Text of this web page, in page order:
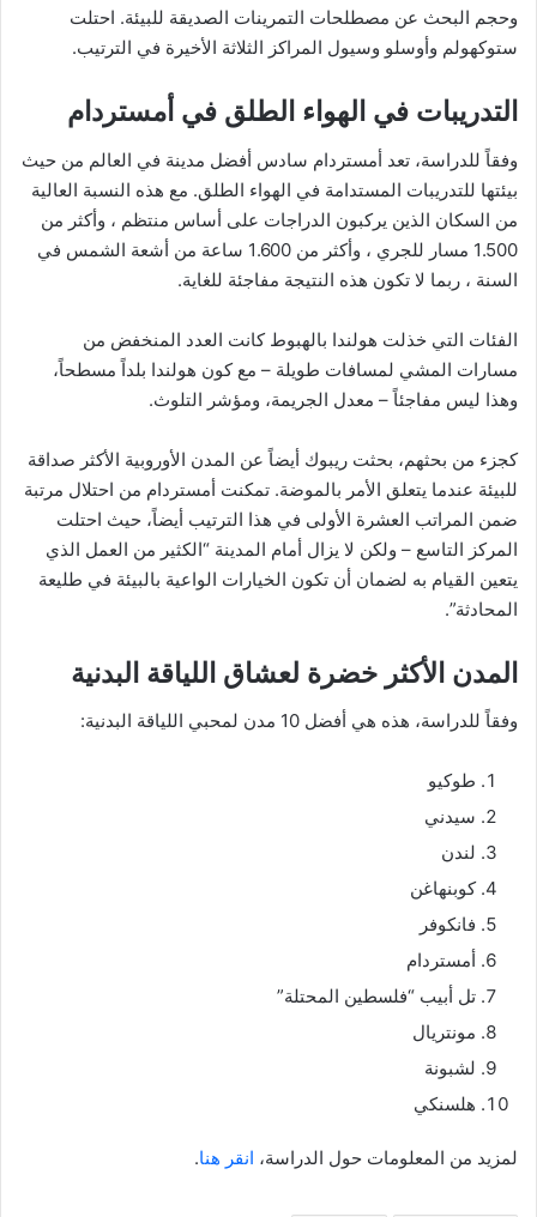
وحجم البحث عن مصطلحات التمرينات الصديقة للبيئة. احتلت
ستوكهولم وأوسلو وسيول المراكز الثلاثة الأخيرة في الترتيب.
التدريبات في الهواء الطلق في أمستردام
وفقاً للدراسة، تعد أمستردام سادس أفضل مدينة في العالم من حيث
بيئتها للتدريبات المستدامة في الهواء الطلق. مع هذه النسبة العالية
من السكان الذين يركبون الدراجات على أساس منتظم ، وأكثر من
1.500 مسار للجري ، وأكثر من 1.600 ساعة من أشعة الشمس في
السنة ، ربما لا تكون هذه النتيجة مفاجئة للغاية.
الفئات التي خذلت هولندا بالهبوط كانت العدد المنخفض من
مسارات المشي لمسافات طويلة – مع كون هولندا بلداً مسطحاً،
وهذا ليس مفاجئاً – معدل الجريمة، ومؤشر التلوث.
كجزء من بحثهم، بحثت ريبوك أيضاً عن المدن الأوروبية الأكثر صداقة
للبيئة عندما يتعلق الأمر بالموضة. تمكنت أمستردام من احتلال مرتبة
ضمن المراتب العشرة الأولى في هذا الترتيب أيضاً، حيث احتلت
المركز التاسع – ولكن لا يزال أمام المدينة “الكثير من العمل الذي
يتعين القيام به لضمان أن تكون الخيارات الواعية بالبيئة في طليعة
المحادثة”.
المدن الأكثر خضرة لعشاق اللياقة البدنية
وفقاً للدراسة، هذه هي أفضل 10 مدن لمحبي اللياقة البدنية:
طوكيو
سيدني
لندن
كوبنهاغن
فانكوفر
أمستردام
تل أبيب “فلسطين المحتلة”
مونتريال
لشبونة
هلسنكي
لمزيد من المعلومات حول الدراسة، انقر هنا.